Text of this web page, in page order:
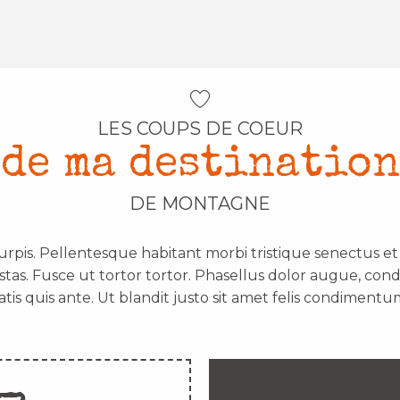
LES COUPS DE COEUR
de ma destination
DE MONTAGNE
Pellentesque habitant morbi tristique senectus
Fusce ut tortor tortor. Phasellus dolor augue,
quis ante. Ut blandit justo sit amet felis